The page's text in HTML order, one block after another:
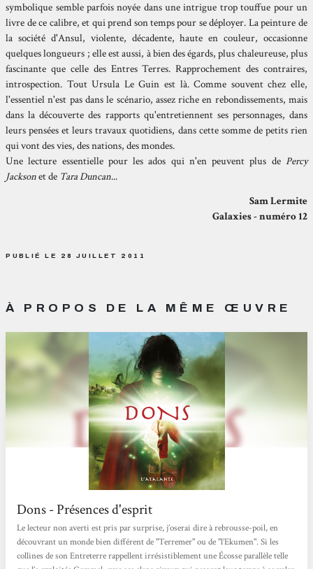
symbolique semble parfois noyée dans une intrigue trop touffue pour un
livre de ce calibre, et qui prend son temps pour se déployer. La peinture de
la société d'Ansul, violente, décadente, haute en couleur, occasionne
quelques longueurs ; elle est aussi, à bien des égards, plus chaleureuse, plus
fascinante que celle des Entres Terres. Rapprochement des contraires,
introspection. Tout Ursula Le Guin est là. Comme souvent chez elle,
l'essentiel n'est pas dans le scénario, assez riche en rebondissements, mais
dans la découverte des rapports qu'entretiennent ses personnages, dans
leurs pensées et leurs travaux quotidiens, dans cette somme de petits rien
qui vont des vies, des nations, des mondes.
Une lecture essentielle pour les ados qui n'en peuvent plus de Percy
Jacksonet de Tara Duncan...
Sam Lermite
Galaxies - numéro 12
PUBLIÉ LE 28 JUILLET 2011
À PROPOS DE LA MÊME ŒUVRE
Dons - Présences d'esprit
Le lecteur non averti est pris par surprise, j’oserai dire à rebrousse-poil, en
découvrant un monde bien différent de "Terremer" ou de "l’Ekumen". Si les
collines de son Entreterre rappellent irrésistiblement une Écosse parallèle telle